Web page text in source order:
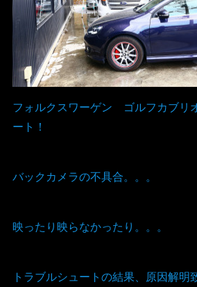
フォルクスワーゲン ゴルフカブリ
ート！
バックカメラの不具合。。。
映ったり映らなかったり。。。
トラブルシュートの結果、原因解明